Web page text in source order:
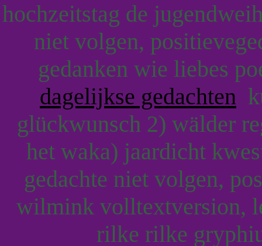
hochzeitstag de
niet volgen,
gedanken wie liebes
dagelijkse gedachten
glückwunsch 2) wälder
het waka) jaardicht
gedachte niet volgen,
wilmink volltextversion,
rilke rilke